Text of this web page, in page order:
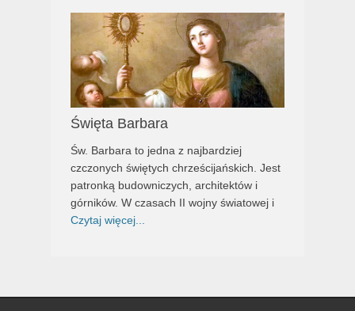
Święta Barbara
Św. Barbara to jedna z najbardziej
czczonych świętych chrześcijańskich. Jest
patronką budowniczych, architektów i
górników. W czasach II wojny światowej i
Czytaj więcej...